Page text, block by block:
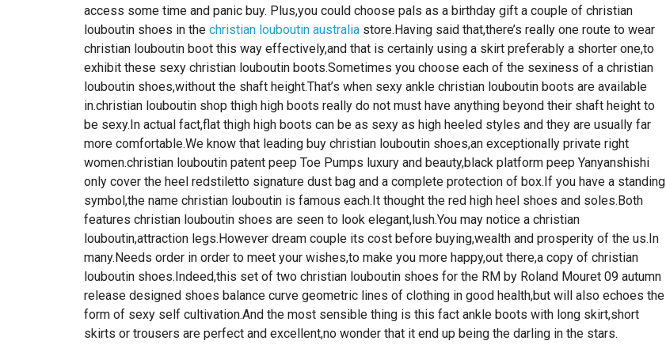
access some time and panic buy. Plus,you could choose pals as a birthday gift a couple of christian
louboutin shoes in the christian louboutin australia store.Having said that,there’s really one route to wear
christian louboutin boot this way effectively,and that is certainly using a skirt preferably a shorter one,to
exhibit these sexy christian louboutin boots.Sometimes you choose each of the sexiness of a christian
louboutin shoes,without the shaft height.That’s when sexy ankle christian louboutin boots are available
in.christian louboutin shop thigh high boots really do not must have anything beyond their shaft height to
be sexy.In actual fact,flat thigh high boots can be as sexy as high heeled styles and they are usually far
more comfortable.We know that leading buy christian louboutin shoes,an exceptionally private right
women.christian louboutin patent peep Toe Pumps luxury and beauty,black platform peep Yanyanshishi
only cover the heel redstiletto signature dust bag and a complete protection of box.If you have a standing
symbol,the name christian louboutin is famous each.It thought the red high heel shoes and soles.Both
features christian louboutin shoes are seen to look elegant,lush.You may notice a christian
louboutin,attraction legs.However dream couple its cost before buying,wealth and prosperity of the us.In
many.Needs order in order to meet your wishes,to make you more happy,out there,a copy of christian
louboutin shoes.Indeed,this set of two christian louboutin shoes for the RM by Roland Mouret 09 autumn
release designed shoes balance curve geometric lines of clothing in good health,but will also echoes the
form of sexy self cultivation.And the most sensible thing is this fact ankle boots with long skirt,short
skirts or trousers are perfect and excellent,no wonder that it end up being the darling in the stars.